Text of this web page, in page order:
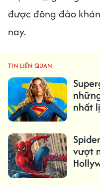
được đông đảo
nay.
TIN LIÊN QUAN
nhất
vượt